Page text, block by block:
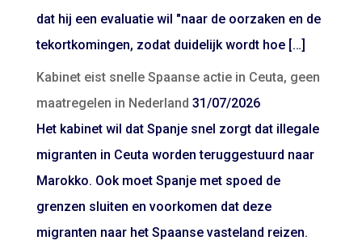
dat hij een evaluatie wil "naar de oorzaken en de
tekortkomingen, zodat duidelijk wordt hoe […]
Kabinet eist snelle Spaanse actie in Ceuta, geen
maatregelen in Nederland 31/07/2026
Het kabinet wil dat Spanje snel zorgt dat illegale
migranten in Ceuta worden teruggestuurd naar
Marokko. Ook moet Spanje met spoed de
grenzen sluiten en voorkomen dat deze
migranten naar het Spaanse vasteland reizen.